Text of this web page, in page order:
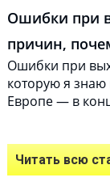
Ошибки при
причин,
Ошибки при
которую я знаю
Европе — в
Читать всю